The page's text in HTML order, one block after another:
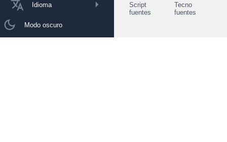
Idioma
Modo oscuro
Script
fuentes
Tecno
fuentes